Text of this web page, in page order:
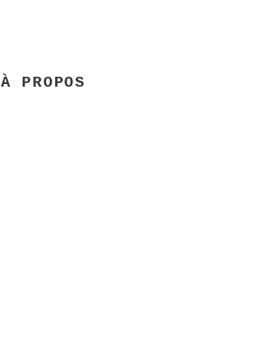
À PROPOS